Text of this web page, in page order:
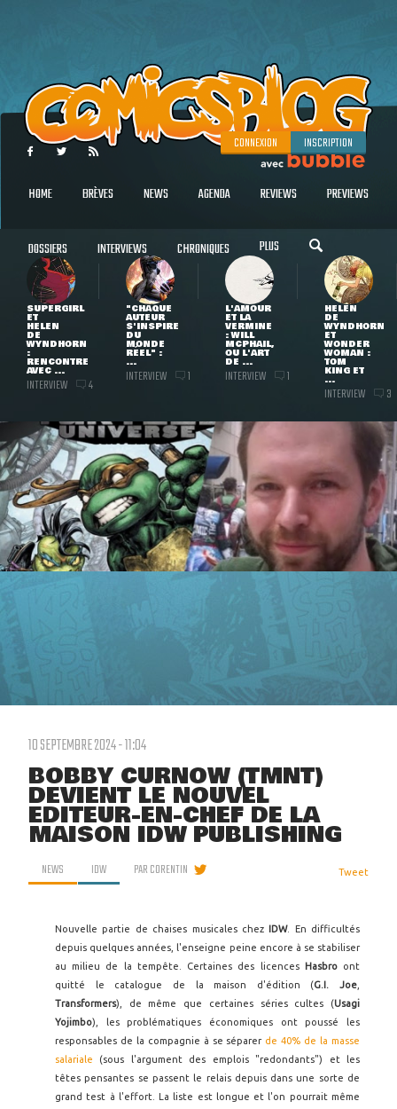
CONNEXION INSCRIPTION
HOME BRÈVES NEWS AGENDA REVIEWS PREVIEWS
DOSSIERS INTERVIEWS CHRONIQUES PLUS
SUPERGIRL
ET
HELEN
DE
WYNDHORN
:
RENCONTRE
AVEC ...
INTERVIEW 4
"CHAQUE
AUTEUR
S'INSPIRE
DU
MONDE
RÉEL" :
...
INTERVIEW 1
L'AMOUR
ET LA
VERMINE
: WILL
MCPHAIL,
OU L'ART
DE ...
INTERVIEW 1
HELEN
DE
WYNDHORN
ET
WONDER
WOMAN :
TOM
KING ET
...
INTERVIEW 3
10 SEPTEMBRE 2024 - 11:04
BOBBY CURNOW (TMNT)
DEVIENT LE NOUVEL
ÉDITEUR-EN-CHEF DE LA
MAISON IDW PUBLISHING
NEWS IDW PARCORENTIN Tweet
Nouvelle partie de chaises musicales chez IDW. En difficultés
depuis quelques années, l'enseigne peine encore à se stabiliser
au milieu de la tempête. Certaines des licences Hasbroont
quitté le catalogue de la maison d'édition (G.I. Joe
Transformers), de même que certaines séries cultes (Usagi
Yojimbo), les problématiques économiques ont poussé les
responsables de la compagnie à se séparer de 40% de la masse
salariale (sous l'argument des emplois "redondants") et les
têtes pensantes se passent le relais depuis dans une sorte de
grand test à l'effort. La liste est longue et l'on pourrait même